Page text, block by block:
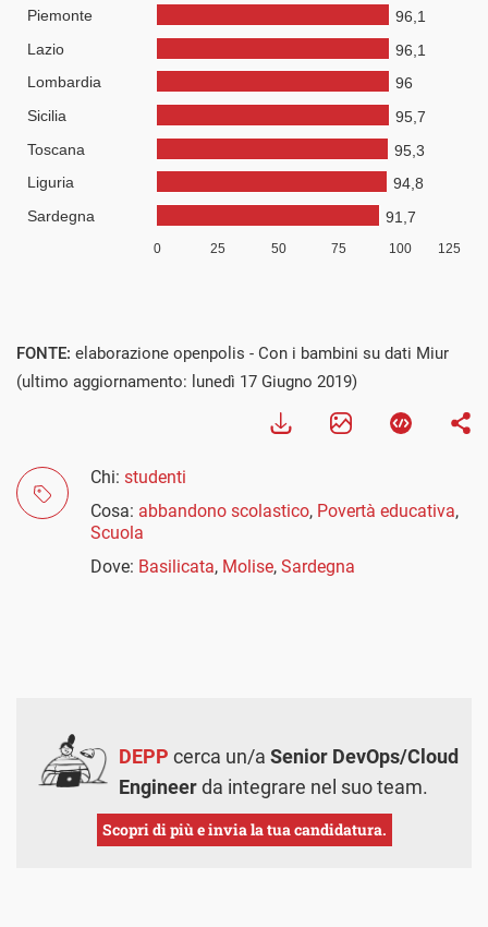
FONTE: elaborazione openpolis - Con i bambini su dati Miur
(ultimo aggiornamento: lunedì 17 Giugno 2019)
Chi: studenti
Cosa: abbandono scolastico, Povertà educativa,
Scuola
Dove: Basilicata, Molise, Sardegna
DEPP cerca un/a Senior DevOps/Cloud
Engineerda integrare nel suo team.
Scopri di più e invia la tua candidatura.